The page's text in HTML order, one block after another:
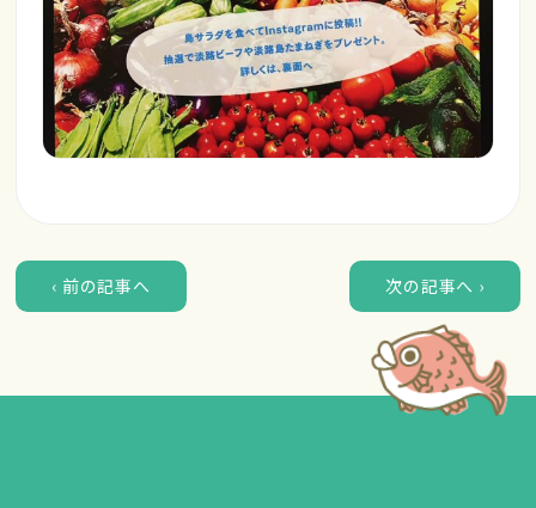
‹ 前の記事へ 次の記事へ ›